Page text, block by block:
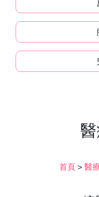
首頁 > 醫